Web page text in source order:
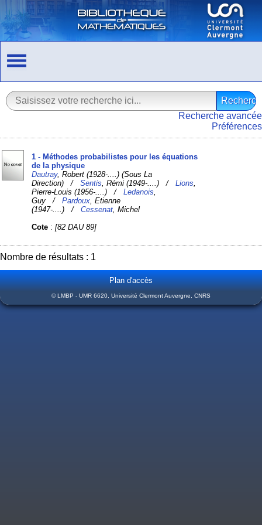
Recherche avancée
Préférences
1 - Méthodes probabilistes pour les équations
de la physique
Dautray, Robert (1928-....) (Sous La
Direction) /Sentis , Rémi (1949-....) /Lions
Pierre-Louis (1956-....) /Ledanois
Guy /Pardoux , Etienne
(1947-....) /Cessenat , Michel
Cote :[82 DAU 89]
Nombre de résultats : 1
Plan d'accès
© LMBP - UMR 6620, Université Clermont Auvergne, CNRS